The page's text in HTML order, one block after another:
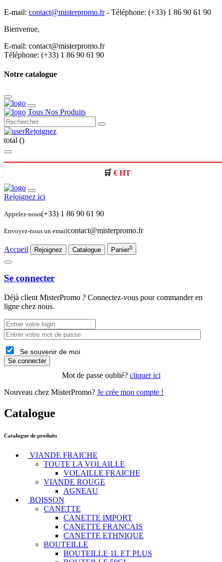
E-mail: contact@misterpromo.fr- Téléphone: (+33) 1 86 90 61 90
Bienvenue,
E-mail: contact@misterpromo.fr
Téléphone: (+33) 1 86 90 61 90
Notre catalogue
Tous Nos Produits
Rejoignez
total ()
€ HT
Rejoignez ici
Appelez-nous(+33) 1 86 90 61 90
Envoyez-nous un emailcontact@misterpromo.fr
Accueil Rejoignez Catalogue Panier0
Se connecter
Déjà client MisterPromo ? Connectez-vous pour commander en
ligne chez nous.
Se souvenir de moi
Se connecter
Mot de passe oublié? cliquer ici
Nouveau chez MisterPromo? Je crée mon compte !
Catalogue
Catalogue de produits
VIANDE FRAICHE
TOUTE LA VOLAILLE
VOLAILLE FRAICHE
VIANDE ROUGE
AGNEAU
BOISSON
CANETTE
CANETTE IMPORT
CANETTE FRANCAIS
CANETTE ETHNIQUE
BOUTEILLE
BOUTEILLE 1L ET PLUS